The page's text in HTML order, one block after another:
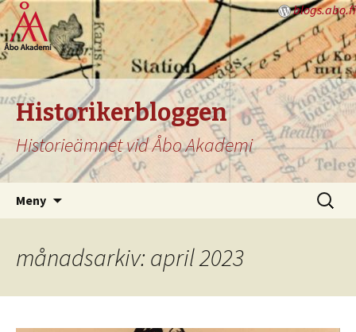
blogs.abo.fi
Historikerbloggen
Historieämnet vid Åbo Akademi
Meny
Sök
efter:
månadsarkiv: april 2023